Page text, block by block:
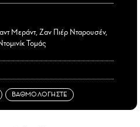
Μεράντ, Ζαν Πιέρ Νταρουσέν,
Τομάς
ΒΑΘΜΟΛΟΓΗΣΤΕ